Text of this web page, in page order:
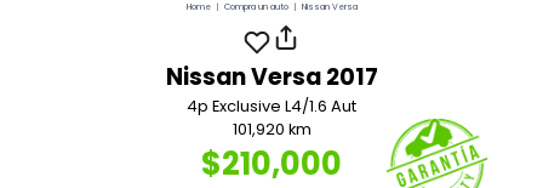
Home | Compra un auto | Nissan Versa
Nissan Versa 2017
4p Exclusive L4/1.6 Aut
101,920 km
$210,000